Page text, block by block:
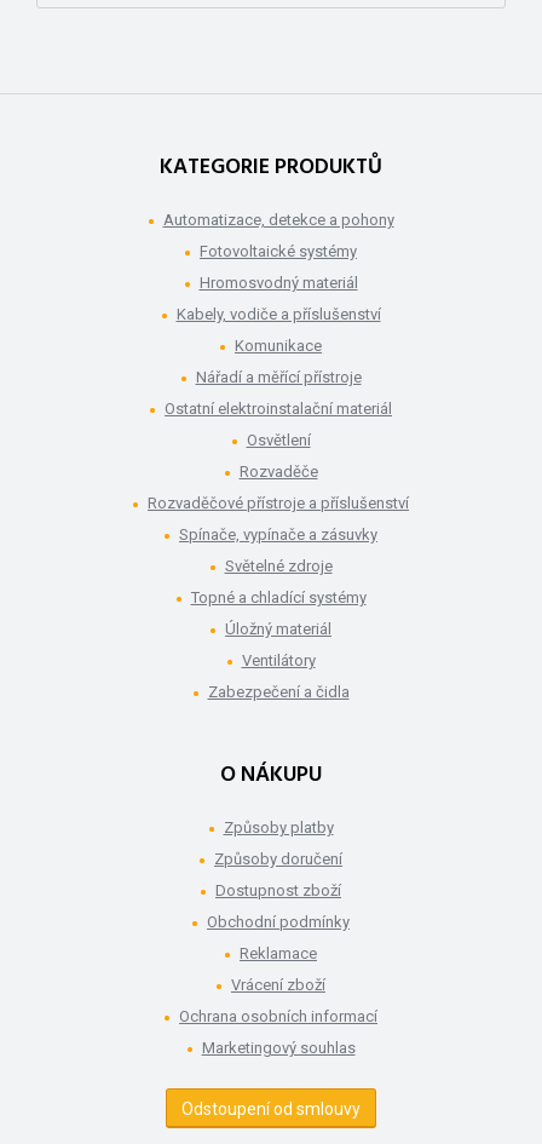
KATEGORIE PRODUKTŮ
Automatizace, detekce a pohony
Fotovoltaické systémy
Hromosvodný materiál
Kabely, vodiče a příslušenství
Komunikace
Nářadí a měřící přístroje
Ostatní elektroinstalační materiál
Osvětlení
Rozvaděče
Rozvaděčové přístroje a příslušenství
Spínače, vypínače a zásuvky
Světelné zdroje
Topné a chladící systémy
Úložný materiál
Ventilátory
Zabezpečení a čidla
O NÁKUPU
Způsoby platby
Způsoby doručení
Dostupnost zboží
Obchodní podmínky
Reklamace
Vrácení zboží
Ochrana osobních informací
Marketingový souhlas
Odstoupení od smlouvy